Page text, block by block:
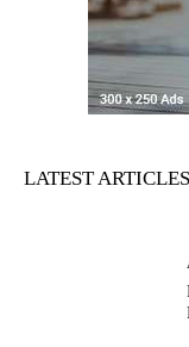
LATEST ARTICLES